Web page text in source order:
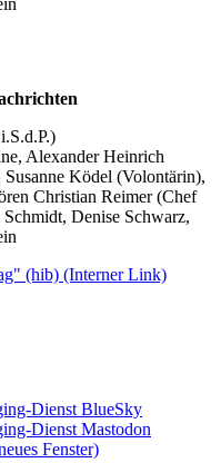
Alexander Heinrich
Susanne Ködel (Volontärin),
Christian Reimer (Chef
Denise Schwarz,
(hib) (Interner Link)
Dienst BlueSky
Dienst Mastodon
Fenster)